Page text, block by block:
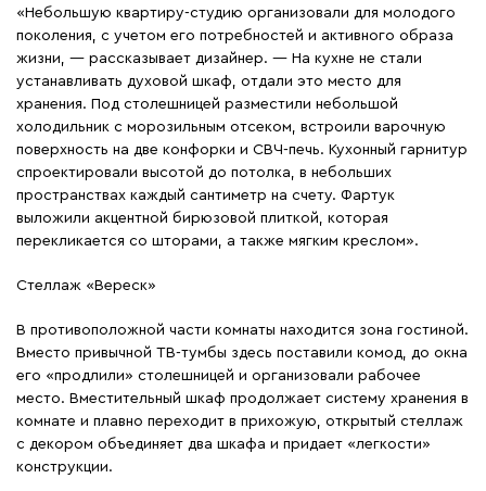
«Небольшую квартиру-студию организовали для молодого
поколения, с учетом его потребностей и активного образа
жизни, — рассказывает дизайнер. — На кухне не стали
устанавливать духовой шкаф, отдали это место для
хранения. Под столешницей разместили небольшой
холодильник с морозильным отсеком, встроили варочную
поверхность на две конфорки и СВЧ-печь. Кухонный гарнитур
спроектировали высотой до потолка, в небольших
пространствах каждый сантиметр на счету. Фартук
выложили акцентной бирюзовой плиткой, которая
перекликается со шторами, а также мягким креслом».
Стеллаж «Вереск»
В противоположной части комнаты находится зона гостиной.
Вместо привычной ТВ-тумбы здесь поставили комод, до окна
его «продлили» столешницей и организовали рабочее
место. Вместительный шкаф продолжает систему хранения в
комнате и плавно переходит в прихожую, открытый стеллаж
с декором объединяет два шкафа и придает «легкости»
конструкции.